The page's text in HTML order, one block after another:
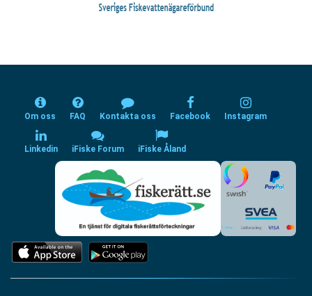
Om oss FAQ Kontakta oss Facebook Instagram
Linkedin iFiske Forum iFiske Åland